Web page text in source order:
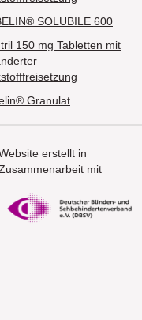
SOLUBILE 600
150 mg Tabletten mit
Granulat
erstellt in
mit